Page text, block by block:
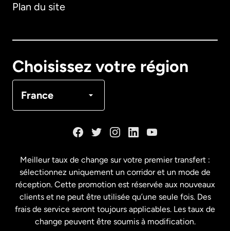
Plan du site
Choisissez votre région
France
Français
États-Unis English
États-Unis Español
Meilleur taux de change sur votre premier transfert :
sélectionnez uniquement un corridor et un mode de
réception. Cette promotion est réservée aux nouveaux
clients et ne peut être utilisée qu’une seule fois. Des
frais de service seront toujours applicables. Les taux de
change peuvent être soumis à modification.